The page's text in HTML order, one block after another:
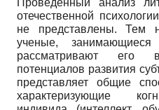
Проведенный анализ
отечественной
не представлены. Тем
ученые, занимающиеся
рассматривают его
потенциалов развития
представляет общие
характеризующие